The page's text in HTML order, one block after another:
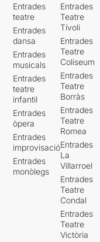
Entrades
teatre
Entrades
dansa
Entrades
musicals
Entrades
teatre
infantil
Entrades
òpera
Entrades
improvisació
Entrades
monòlegs
Entrades
Teatre
Tívoli
Entrades
Teatre
Coliseum
Entrades
Teatre
Borràs
Entrades
Teatre
Romea
Entrades
La
Villarroel
Entrades
Teatre
Condal
Entrades
Teatre
Victòria